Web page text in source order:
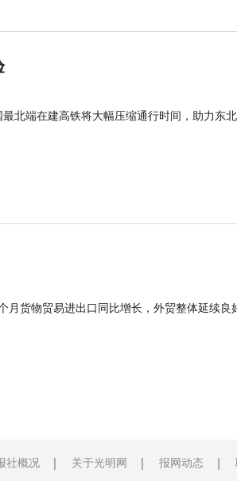
北端在建高铁将大幅压缩通行时间，助力东
月货物贸易进出口同比增长，外贸整体延续良
社概况 关于光明网 报网动态